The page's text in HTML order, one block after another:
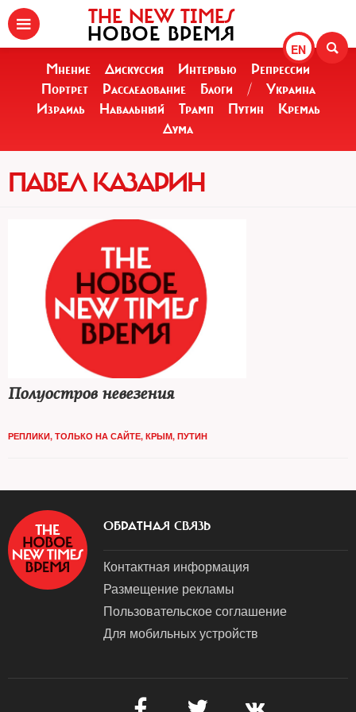
EN
THE NEW TIMES
НОВОЕ ВРЕМЯ
Мнение Дискуссия Интервью
Репрессии
Портрет
Расследование Блоги /
Украина
Израиль
Навальный Трамп Путин
Кремль
Дума
ПАВЕЛ КАЗАРИН
Полуостров невезения
РЕПЛИКИ, ТОЛЬКО НА САЙТЕ, КРЫМ, ПУТИН
ОБРАТНАЯ СВЯЗЬ
Контактная информация
Размещение рекламы
Пользовательское соглашение
Для мобильных устройств